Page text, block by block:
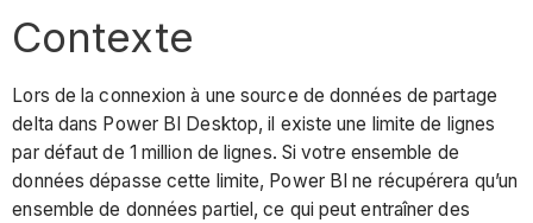
Contexte
Lors de la connexion à une source de données de partage
delta dans Power BI Desktop, il existe une limite de lignes
par défaut de 1 million de lignes. Si votre ensemble de
données dépasse cette limite, Power BI ne récupérera qu’un
ensemble de données partiel, ce qui peut entraîner des